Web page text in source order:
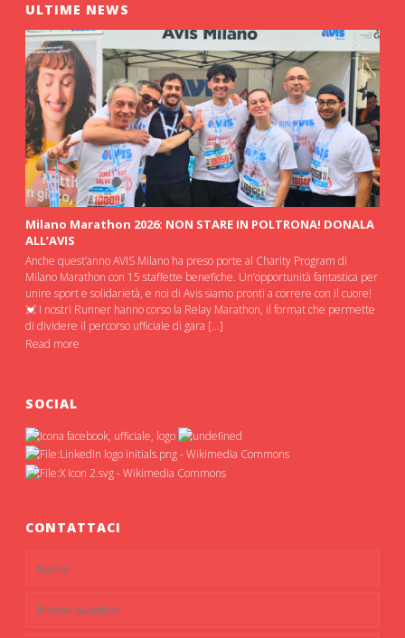
ULTIME NEWS
Milano Marathon 2026: NON STARE IN POLTRONA! DONALA
ALL’AVIS
Anche quest’anno AVIS Milano ha preso porte al Charity Program di
Milano Marathon con 15 staffette benefiche. Un’opportunità fantastica per
unire sport e solidarietà, e noi di Avis siamo pronti a correre con il cuore!
💓 I nostri Runner hanno corso la Relay Marathon, il format che permette
di dividere il percorso ufficiale di gara […]
Read more
SOCIAL
CONTATTACI